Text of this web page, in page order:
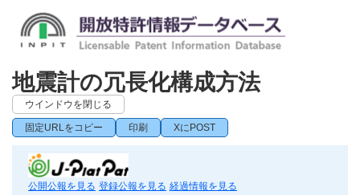
地震計の冗長化構成方法
ウインドウを閉じる
固定URLをコピー 印刷 XにPOST
公開公報を見る 登録公報を見る 経過情報を見る